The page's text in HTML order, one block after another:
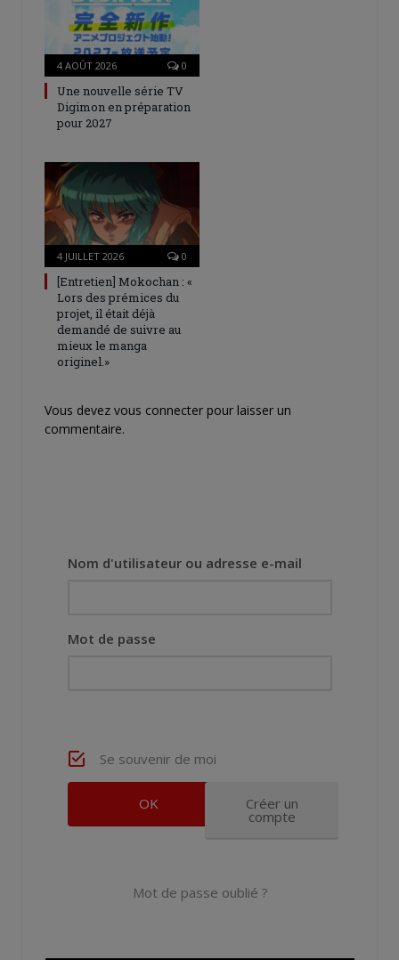
4 AOÛT 2026 0
Une nouvelle série TV
Digimon en préparation
pour 2027
4 JUILLET 2026 0
[Entretien] Mokochan : «
Lors des prémices du
projet, il était déjà
demandé de suivre au
mieux le manga
originel.»
Vous devez vous connecter pour laisser un
commentaire.
Nom d'utilisateur ou adresse e-mail
Mot de passe
Se souvenir de moi
Créer un
compte
Mot de passe oublié ?